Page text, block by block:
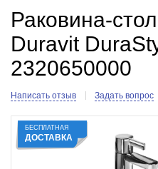
Раковина-
Duravit
2320650000
Написать отзыв Задать вопрос
БЕСПЛАТНАЯ
ДОСТАВКА